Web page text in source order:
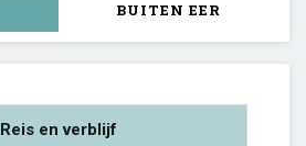
BUITEN EER
Reis en verblijf